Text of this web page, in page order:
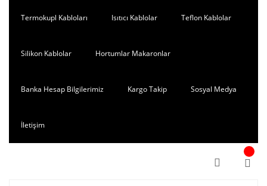
Termokupl Kabloları Isıtıcı Kablolar Teflon Kablolar
Silikon Kablolar Hortumlar Makaronlar
Banka Hesap Bilgilerimiz Kargo Takip Sosyal Medya
İletişim